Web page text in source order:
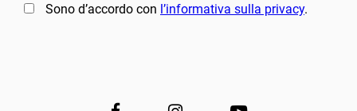
Sono d’accordo con l’informativa sulla privacy.